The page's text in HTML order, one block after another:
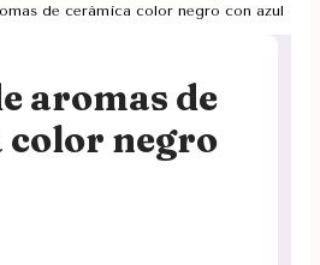
de cerámica color negro con azul
aromas de
color negro